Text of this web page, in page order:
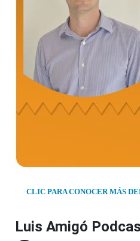
CLIC PARA CONOCER MÁS
Luis Amigó